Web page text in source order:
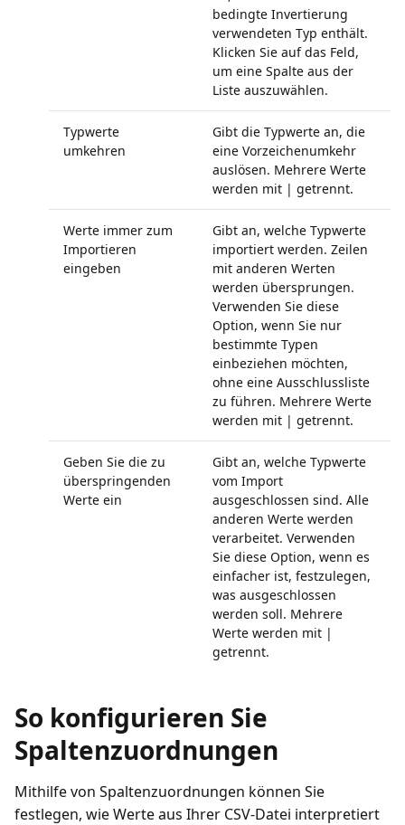
bedingte Invertierung
verwendeten Typ enthält.
Klicken Sie auf das Feld,
um eine Spalte aus der
Liste auszuwählen.
Typwerte
umkehren
Gibt die Typwerte an, die
eine Vorzeichenumkehr
auslösen. Mehrere Werte
werden mit | getrennt.
Werte immer zum
Importieren
eingeben
Gibt an, welche Typwerte
importiert werden. Zeilen
mit anderen Werten
werden übersprungen.
Verwenden Sie diese
Option, wenn Sie nur
bestimmte Typen
einbeziehen möchten,
ohne eine Ausschlussliste
zu führen. Mehrere Werte
werden mit | getrennt.
Geben Sie die zu
überspringenden
Werte ein
Gibt an, welche Typwerte
vom Import
ausgeschlossen sind. Alle
anderen Werte werden
verarbeitet. Verwenden
Sie diese Option, wenn es
einfacher ist, festzulegen,
was ausgeschlossen
werden soll. Mehrere
Werte werden mit |
getrennt.
So konfigurieren Sie
Spaltenzuordnungen
Mithilfe von Spaltenzuordnungen können Sie
festlegen, wie Werte aus Ihrer CSV-Datei interpretiert